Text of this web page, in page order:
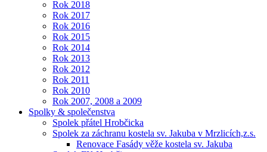
Rok 2018
Rok 2017
Rok 2016
Rok 2015
Rok 2014
Rok 2013
Rok 2012
Rok 2011
Rok 2010
Rok 2007, 2008 a 2009
Spolky & společenstva
Spolek přátel Hrobčicka
Spolek za záchranu kostela sv. Jakuba v Mrzlicích,z.s.
Renovace Fasády věže kostela sv. Jakuba